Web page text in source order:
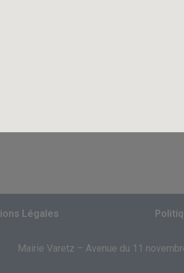
Légales
Mairie Varetz – Avenue du 11